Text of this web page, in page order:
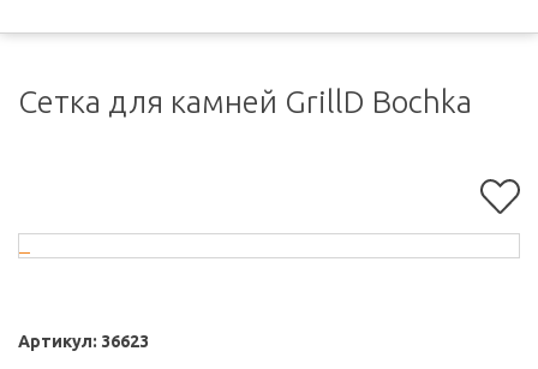
Сетка для камней GrillD Bochka
Артикул: 36623